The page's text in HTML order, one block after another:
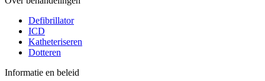
Defibrillator
ICD
Katheteriseren
Dotteren
Informatie en beleid